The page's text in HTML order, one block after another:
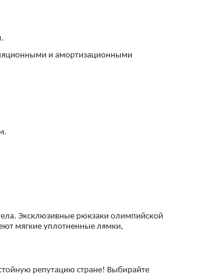
и амортизационными
Эксклюзивные рюкзаки олимпийской
мягкие уплотненные лямки,
репутацию стране! Выбирайте